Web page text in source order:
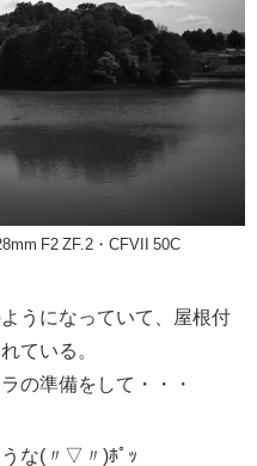
F2 ZF.2・CFVII 50C
うになっていて、屋根付
ている。
の準備をして・・・
な(〃▽〃)ﾎﾟｯ